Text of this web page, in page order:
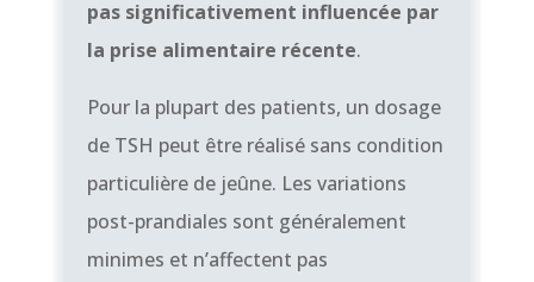
pas significativement influencée par
la prise alimentaire récente.
Pour la plupart des patients, un dosage
de TSH peut être réalisé sans condition
particulière de jeûne. Les variations
post-prandiales sont généralement
minimes et n’affectent pas